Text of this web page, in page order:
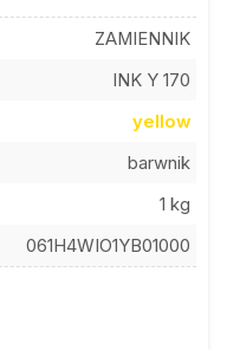
ZAMIENNIK
INK Y 170
yellow
barwnik
1 kg
061H4WIO1YB01000